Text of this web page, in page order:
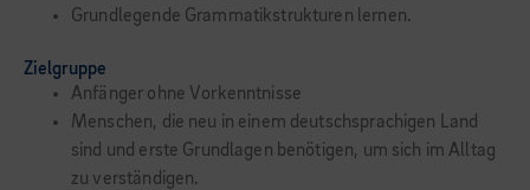
Grundlegende Grammatikstrukturen lernen.
Zielgruppe
Anfänger ohne Vorkenntnisse
Menschen, die neu in einem deutschsprachigen Land
sind und erste Grundlagen benötigen, um sich im Alltag
zu verständigen.